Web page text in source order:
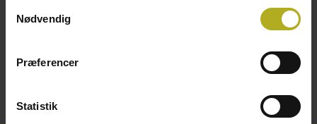
Nødvendig
Præferencer
Statistik